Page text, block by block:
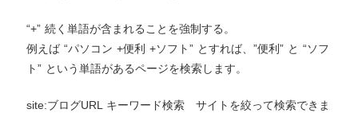
“+” 続く単語が含まれることを強制する。
例えば “パソコン +便利 +ソフト” とすれば、”便利” と “ソフ
ト” という単語があるページを検索します。
site:ブログURL キーワード検索 サイトを絞って検索できま